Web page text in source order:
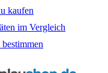
kaufen
im Vergleich